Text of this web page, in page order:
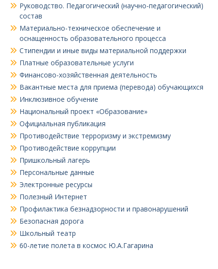
Руководство. Педагогический (научно-педагогический)
состав
Материально-техническое обеспечение и
оснащенность образовательного процесса
Стипендии и иные виды материальной поддержки
Платные образовательные услуги
Финансово-хозяйственная деятельность
Вакантные места для приема (перевода) обучающихся
Инклюзивное обучение
Национальный проект «Образование»
Официальная публикация
Противодействие терроризму и экстремизму
Противодействие коррупции
Пришкольный лагерь
Персональные данные
Электронные ресурсы
Полезный Интернет
Профилактика безнадзорности и правонарушений
Безопасная дорога
Школьный театр
60-летие полета в космос Ю.А.Гагарина